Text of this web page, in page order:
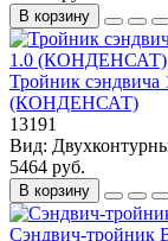
В корзину
Тройник сэндвича
(КОНДЕНСАТ)
13191
Вид:
5464 руб.
В корзину
Сэндвич-тройник